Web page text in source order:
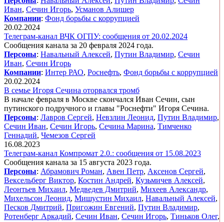
Иван, Сечин Игорь, Усманов Алишер
Компании: Фонд борьбы с коррупцией
20.02.2024
Телеграм-канал ВЧК ОГПУ: сообщения от 20.02.2024
Сообщения канала за 20 февраля 2024 года.
Персоны: Навальный Алексей, Путин Владимир, Сечин
Иван, Сечин Игорь
Компании: Интер РАО, Роснефть, Фонд борьбы с коррупцией
20.02.2024
В семье Игоря Сечина оторвался тромб
В начале февраля в Москве скончался Иван Сечин, сын
путинского подручного и главы "Роснефти" Игоря Сечина.
Персоны: Лавров Сергей, Невзлин Леонид, Путин Владимир,
Сечин Иван, Сечин Игорь, Сечина Марина, Тимченко
Геннадий, Чемезов Сергей
16.08.2023
Телеграм-канал Компромат 2.0.: сообщения от 15.08.2023
Сообщения канала за 15 августа 2023 года.
Персоны: Абрамович Роман, Авен Петр, Аксенов Сергей,
Вексельберг Виктор, Костин Андрей, Кузьмичев Алексей,
Леонтьев Михаил, Медведев Дмитрий, Михеев Александр,
Михельсон Леонид, Мишустин Михаил, Навальный Алексей,
Песков Дмитрий, Пригожин Евгений, Путин Владимир,
Ротенберг Аркадий, Сечин Иван, Сечин Игорь, Тиньков Олег,